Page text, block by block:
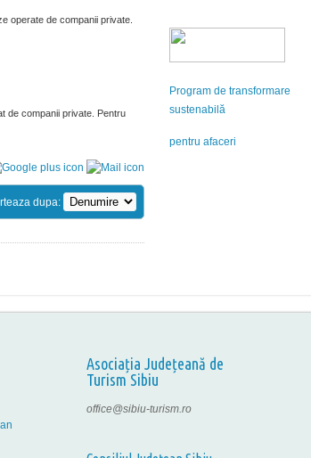
operate de companii private.
de companii private. Pentru
dupa:
Program de transformare
sustenabilă
pentru afaceri
Asociația Județeană de
Turism Sibiu
office@sibiu-turism.ro